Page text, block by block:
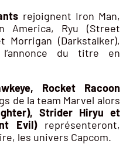
rejoignent Iron Man,
America, Ryu (Street
Morrigan (Darkstalker),
du titre en
Rocket Racoon
de la team Marvel alors
Strider Hiryu et
Evil)représenteront,
les univers Capcom.